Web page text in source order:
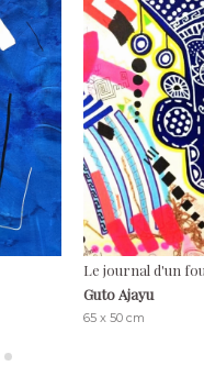
Le journal d'un
Guto Ajayu
65 x 50 cm